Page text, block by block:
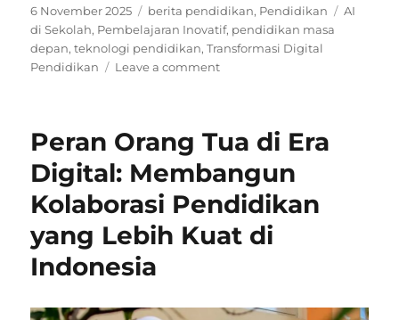
Posted
on
6 November 2025 Categories
berita pendidikan, Pendidikan Tags
AI
di Sekolah, Pembelajaran Inovatif, pendidikan masa
depan,teknologi pendidikan,Transformasi Digital
Pendidikan
Leave a commenton
Teknologi
dan
Penggunaan
Teknologi
Lainnya
Peran Orang Tua di Era
Digital: Membangun
Kolaborasi Pendidikan
yang Lebih Kuat di
Indonesia